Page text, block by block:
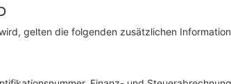
gelten die folgenden zusätzlichen